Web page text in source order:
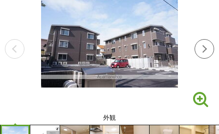
外観